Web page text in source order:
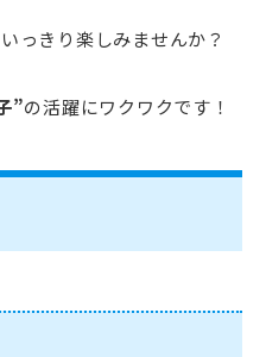
っきり楽しみませんか？
”の活躍にワクワクです！